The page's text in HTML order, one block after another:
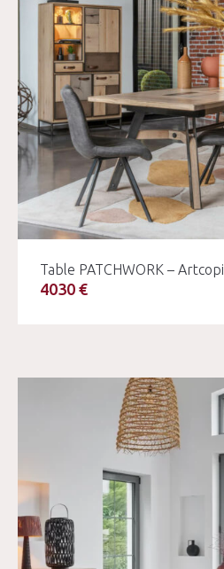
Table PATCHWORK – Artcopi
4030 €